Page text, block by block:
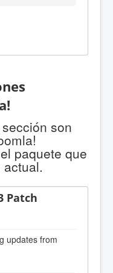
son
paquete que
Patch
updates from